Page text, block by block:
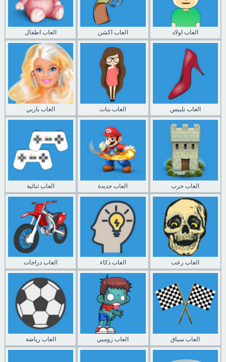
العاب اطفال العاب اكشن العاب اولاد
العاب باربي العاب بنات العاب تلبيس
العاب ثنائية العاب جديدة العاب حرب
العاب دراجات العاب ذكاء العاب رعب
العاب رياضة العاب زومبي العاب سباق